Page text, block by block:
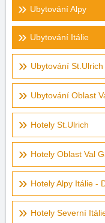
Ubytování Alpy
Ubytování Itálie
Ubytování St.Ulrich
Ubytování Oblast
Hotely St.Ulrich
Hotely Oblast Val
Hotely Alpy Itálie -
Hotely Severní